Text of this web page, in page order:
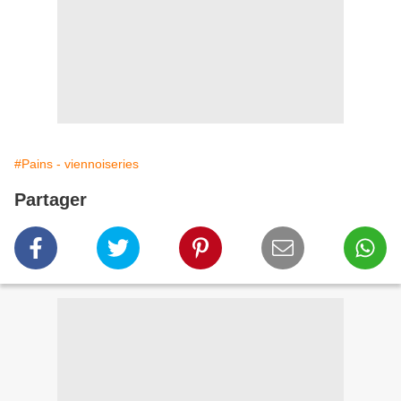
#Pains - viennoiseries
Partager